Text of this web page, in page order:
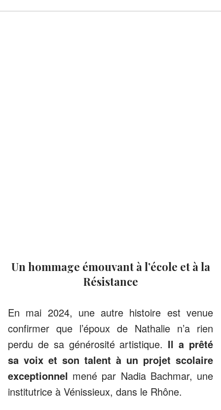
Un hommage émouvant à l’école et à la
Résistance
En mai 2024, une autre histoire est venue
confirmer que l’époux de Nathalie n’a rien
perdu de sa générosité artistique. Il a prêté
sa voix et son talent à un projet scolaire
exceptionnel mené par Nadia Bachmar, une
institutrice à Vénissieux, dans le Rhône.